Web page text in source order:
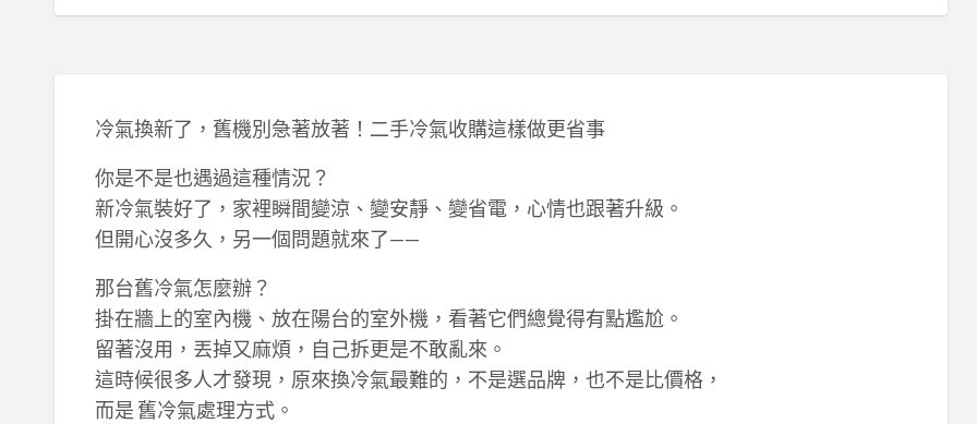
冷氣換新了，舊機別急著放著！二手冷氣收購這樣做更省事
你是不是也遇過這種情況？
新冷氣裝好了，家裡瞬間變涼、變安靜、變省電，心情也跟著升級。
但開心沒多久，另一個問題就來了——
那台舊冷氣怎麼辦？
掛在牆上的室內機、放在陽台的室外機，看著它們總覺得有點尷尬。
留著沒用，丟掉又麻煩，自己拆更是不敢亂來。
這時候很多人才發現，原來換冷氣最難的，不是選品牌，也不是比價格，
而是 舊冷氣處理方式。